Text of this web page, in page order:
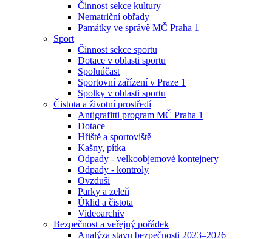
Činnost sekce kultury
Nematriční obřady
Památky ve správě MČ Praha 1
Sport
Činnost sekce sportu
Dotace v oblasti sportu
Spoluúčast
Sportovní zařízení v Praze 1
Spolky v oblasti sportu
Čistota a životní prostředí
Antigrafitti program MČ Praha 1
Dotace
Hřiště a sportoviště
Kašny, pítka
Odpady - velkoobjemové kontejnery
Odpady - kontroly
Ovzduší
Parky a zeleň
Úklid a čistota
Videoarchiv
Bezpečnost a veřejný pořádek
Analýza stavu bezpečnosti 2023–2026